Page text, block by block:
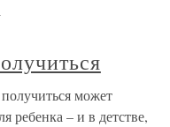
может
ребенка – и в детстве,